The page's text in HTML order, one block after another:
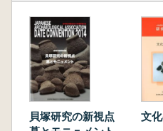
近藤真佐夫 会津若松城
出居 博 唐沢山城から
佐々木健策 戦国期小
へ
小野友記子 小牧山城
冨田和気夫 初期金沢
貝塚研究の新視点
文